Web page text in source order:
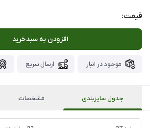
قیمت:
افزودن به سبدخرید
موجود در انبار ارسال سریع
جدول سایزبندی مشخصات